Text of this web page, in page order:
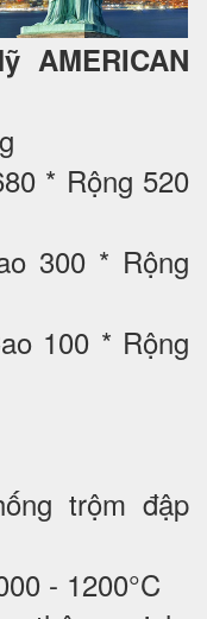
AMERICAN
* Rộng 520
300 * Rộng
100 * Rộng
trộm đập
- 1200°C